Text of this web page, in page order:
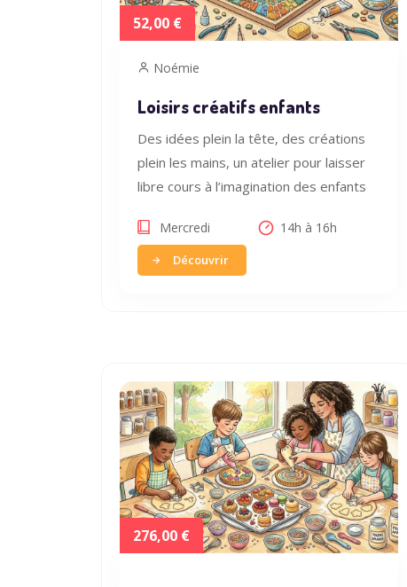
52,00 €
Noémie
Loisirs créatifs enfants
Des idées plein la tête, des créations
plein les mains, un atelier pour laisser
libre cours à l’imagination des enfants
Mercredi 14h à 16h
Découvrir
276,00 €